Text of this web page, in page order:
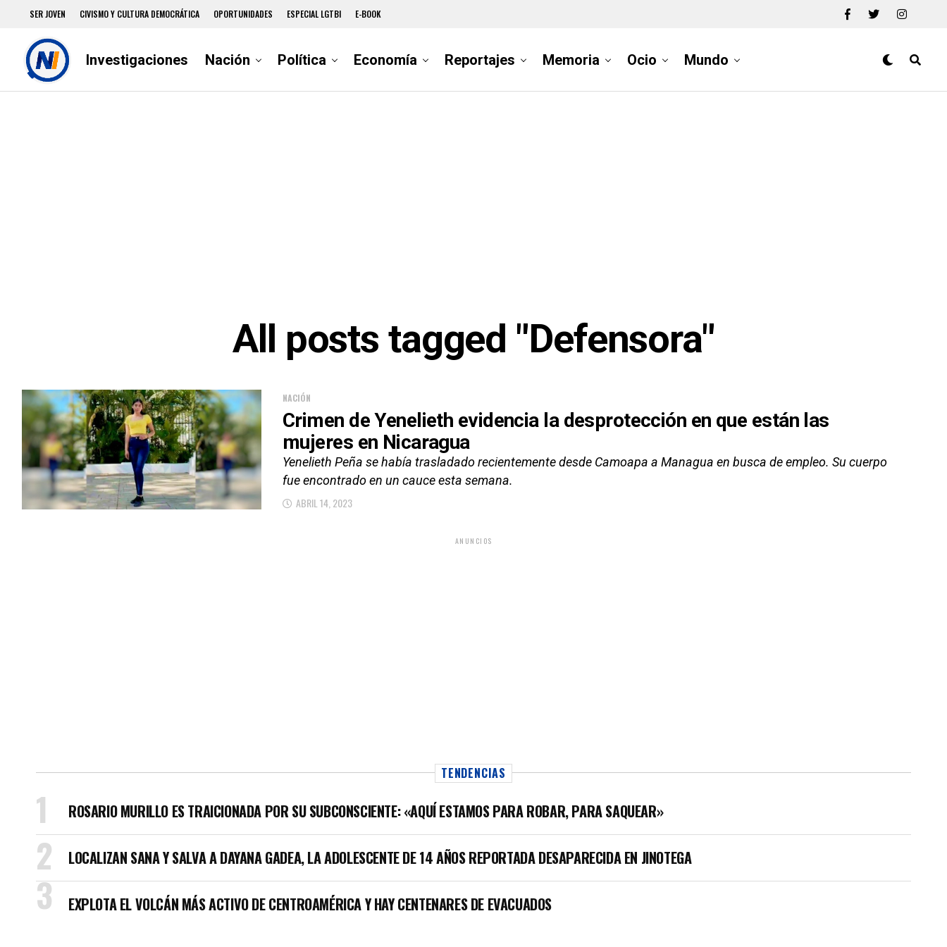
SER JOVEN CIVISMO Y CULTURA DEMOCRÁTICA OPORTUNIDADES ESPECIAL LGTBI E-BOOK
Investigaciones Nación Política Economía Reportajes Memoria Ocio Mundo
All posts tagged "Defensora"
NACIÓN
Crimen de Yenelieth evidencia la desprotección en que están las
mujeres en Nicaragua
Yenelieth Peña se había trasladado recientemente desde Camoapa a Managua en busca de empleo. Su cuerpo
fue encontrado en un cauce esta semana.
ABRIL 14, 2023
ANUNCIOS
TENDENCIAS
ROSARIO MURILLO ES TRAICIONADA POR SU SUBCONSCIENTE: «AQUÍ ESTAMOS PARA ROBAR, PARA SAQUEAR»
LOCALIZAN SANA Y SALVA A DAYANA GADEA, LA ADOLESCENTE DE 14 AÑOS REPORTADA DESAPARECIDA EN JINOTEGA
EXPLOTA EL VOLCÁN MÁS ACTIVO DE CENTROAMÉRICA Y HAY CENTENARES DE EVACUADOS